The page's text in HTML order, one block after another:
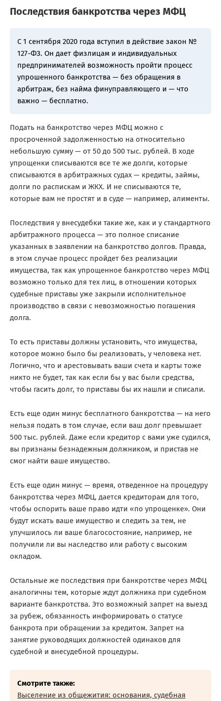
Последствия банкротства через МФЦ
С 1 сентября 2020 года вступил в действие закон №
127-ФЗ. Он дает физлицам и индивидуальных
предпринимателей возможность пройти процесс
упрошенного банкротства — без обращения в
арбитраж, без найма финуправляющего и — что
важно — бесплатно.
Подать на банкротство через МФЦ можно с
просроченной задолженностью на относительно
небольшую сумму — от 50 до 500 тыс. рублей. В ходе
упрощенки списываются все те же долги, которые
списываются в арбитражных судах — кредиты, займы,
долги по распискам и ЖКХ. И не списываются те,
которые вам не простят и в суде — например, алименты.
Последствия у внесудебки такие же, как и у стандартного
арбитражного процесса — это полное списание
указанных в заявлении на банкротство долгов. Правда,
в этом случае процесс пройдет без реализации
имущества, так как упрощенное банкротство через МФЦ
возможно только для тех лиц, в отношении которых
судебные приставы уже закрыли исполнительное
производство в связи с невозможностью погашения
долга.
То есть приставы должны установить, что имущества,
которое можно было бы реализовать, у человека нет.
Логично, что и арестовывать ваши счета и карты тоже
никто не будет, так как если бы у вас были средства,
чтобы гасить долг, то приставы бы их нашли и списали.
Есть еще один минус бесплатного банкротства — на него
нельзя подать в том случае, если ваш долг превышает
500 тыс. рублей. Даже если кредитор с вами уже судился,
вы признаны безнадежным должником, и пристав не
смог найти ваше имущество.
Есть еще один минус — время, отведенное на процедуру
банкротства через МФЦ, дается кредиторам для того,
чтобы оспорить ваше право идти «по упрощенке». Они
будут искать ваше имущество и следить за тем, не
улучшилось ли ваше благосостояние, например, не
получили ли вы наследство или работу с высоким
окладом.
Остальные же последствия при банкротстве через МФЦ
аналогичны тем, которые ждут должника при судебном
варианте банкротства. Это возможный запрет на выезд
за рубеж, обязанность информировать о статусе
банкрота при обращении за кредитом. Запрет на
занятие руководящих должностей одинаков для
судебной и внесудебной процедуры.
Смотрите также:
Выселение из общежития: основания, судебная